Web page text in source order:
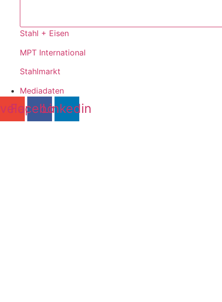
Stahl + Eisen
MPT International
Stahlmarkt
Mediadaten
Facebook
Linkedin